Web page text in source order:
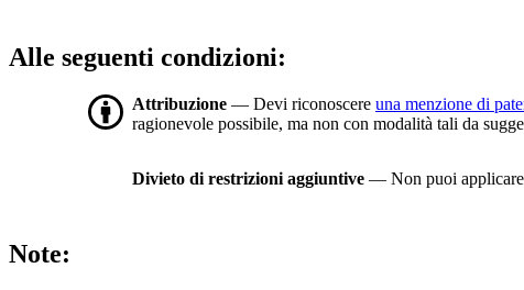
Alle seguenti condizioni:
Attribuzione — Devi riconoscere una menzione di
ragionevole possibile, ma non con modalità tali da
Divieto di restrizioni aggiuntive — Non puoi
Note: